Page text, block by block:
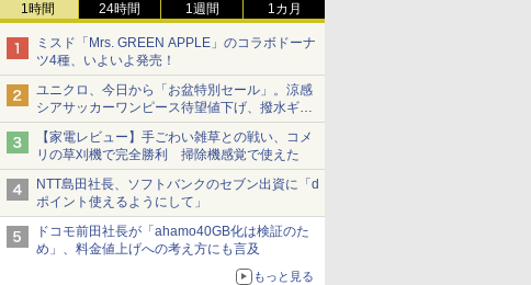
1時間 24時間 1週間 1カ月
ミスド「Mrs. GREEN APPLE」のコラボドーナ
ツ4種、いよいよ発売！
ユニクロ、今日から「お盆特別セール」。涼感
シアサッカーワンピース待望値下げ、撥水ギア
ショーツは1990円に
【家電レビュー】手ごわい雑草との戦い、コメ
リの草刈機で完全勝利 掃除機感覚で使えた
NTT島田社長、ソフトバンクのセブン出資に「d
ポイント使えるようにして」
ドコモ前田社長が「ahamo40GB化は検証のた
め」、料金値上げへの考え方にも言及
もっと見る